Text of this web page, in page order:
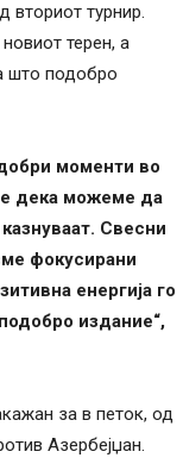
вториот турнир.
терен, а
што подобро
моменти во
дека можеме да
Свесни
фокусирани
енергија го
издание“,
за в петок, од
Азербејџан.